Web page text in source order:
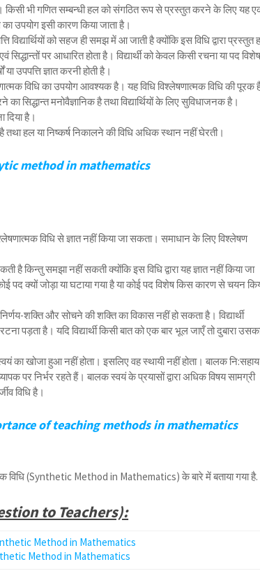
किसी भी गणित सम्बन्धी हल को संगठित रूप से प्रस्तुत करने के लिए यह
उपयोग इसी कारण किया जाता है।
विद्यार्थियों को सहज ही समझ में आ जाती है क्योंकि इस विधि द्वारा प्रस्तुत
सिद्धान्तों पर आधारित होता है। विद्यार्थी को केवल किसी रचना या पद विशेष
उपपत्ति ज्ञात करनी होती है।
विधि का उपयोग आवश्यक है। यह विधि विश्लेषणात्मक विधि की पूरक
सिद्धान्त मनोवैज्ञानिक है तथा विद्यार्थियों के लिए सुविधाजनक है।
दिया है।
हल या निष्कर्ष निकालने की विधि अधिक स्थान नहीं घेरती।
method in mathematics
विधि से ज्ञात नहीं किया जा सकता। समाधान के लिए विश्लेषण
है किन्तु समझा नहीं सकती क्योंकि इस विधि द्वारा यह ज्ञात नहीं किया जा
पद क्यों जोड़ा या घटाया गया है या कोई पद विशेष किस कारण से चयन
शक्ति और सोचने की शक्ति का विकास नहीं हो सकता है। विद्यार्थी
पड़ता है। यदि विद्यार्थी किसी बात को एक बार भूल जाएँ तो दुबारा
स्वयं का खोजा हुआ नहीं होता। इसलिए वह स्थायी नहीं होता। बालक नि:सहाय
पर निर्भर रहते हैं। बालक स्वयं के प्रयासों द्वारा अधिक विषय सामग्री
विधि है।
of teaching methods in mathematics
विधि (Synthetic Method in Mathematics) के बारे में बताया गया है.
to Teachers):
Method in Mathematics